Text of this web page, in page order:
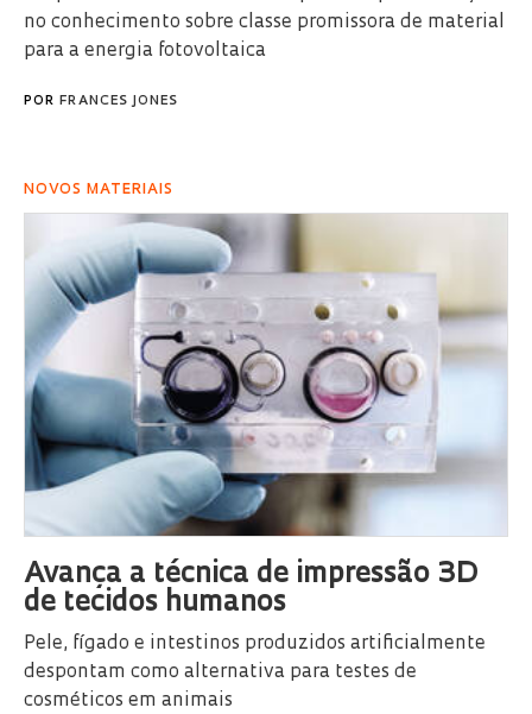
no conhecimento sobre classe promissora de material
para a energia fotovoltaica
POR FRANCES JONES
NOVOS MATERIAIS
Avança a técnica de impressão 3D
de tecidos humanos
Pele, fígado e intestinos produzidos artificialmente
despontam como alternativa para testes de
cosméticos em animais